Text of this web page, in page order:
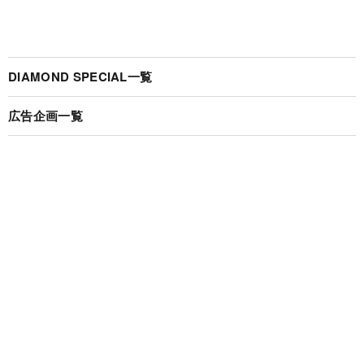
DIAMOND SPECIAL一覧
広告企画一覧